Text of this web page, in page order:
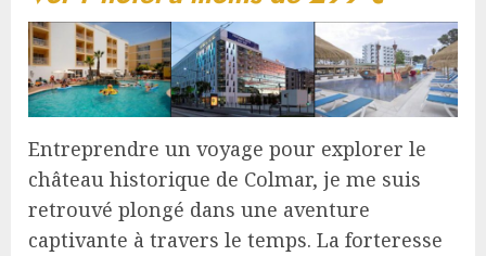
Entreprendre un voyage pour explorer le
château historique de Colmar, je me suis
retrouvé plongé dans une aventure
captivante à travers le temps. La forteresse